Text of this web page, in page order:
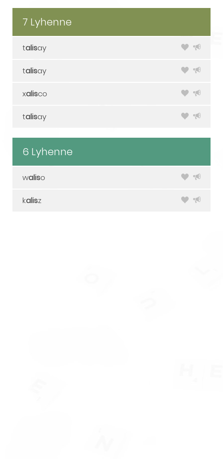
7 Lyhenne
talisay
talisay
xalisco
talisay
6 Lyhenne
waliso
kalisz